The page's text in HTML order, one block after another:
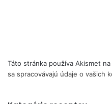
Táto stránka používa Akismet
sa spracovávajú údaje o vašich